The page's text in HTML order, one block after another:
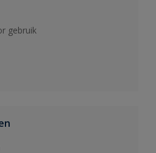
gebruik